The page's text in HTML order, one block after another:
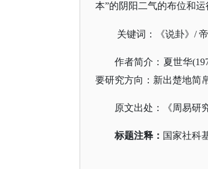
本”的阴阳二气的布位和运
关键词：《说卦》 /
作者简介：夏世华
要研究方向：新出楚地简
原文出处：《周易研
标题注释： 国家社科